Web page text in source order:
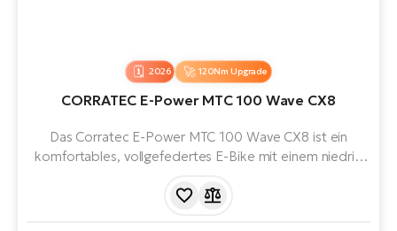
120Nm Upgrade
2026
CORRATEC E-Power MTC 100 Wave CX8
Das Corratec E-Power MTC 100 Wave CX8 ist ein
komfortables, vollgefedertes E-Bike mit einem niedrig
einem 800 Wh Akku.